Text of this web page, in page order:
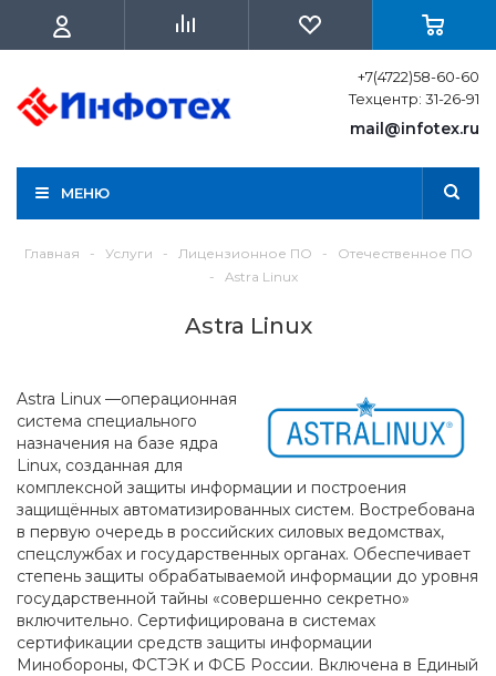
+7(4722)58-60-60
Техцентр: 31-26-91
mail@infotex.ru
МЕНЮ
Главная - Услуги - Лицензионное ПО -
Отечественное ПО
-
Astra Linux
Astra Linux
Astra Linux —операционная
система специального
назначения на базе ядра
Linux, созданная для
комплексной защиты информации и построения
защищённых автоматизированных систем. Востребована
в первую очередь в российских силовых ведомствах,
спецслужбах и государственных органах. Обеспечивает
степень защиты обрабатываемой информации до уровня
государственной тайны «совершенно секретно»
включительно. Сертифицирована в системах
сертификации средств защиты информации
Минобороны, ФСТЭК и ФСБ России. Включена в Единый